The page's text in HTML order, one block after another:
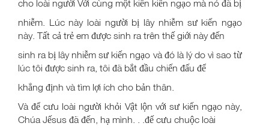
cho loài người Với cùng một kiến kiến ngạo mà nó đã bị
nhiễm. Lúc này loài người bị lây nhiễm sư kiến ngạo
này. Tất cả trẻ em được sinh ra trên thế giới này đến
sinh ra bị lây nhiễm sư kiến ngạo và đó là lý do vì sao từ
lúc tôi được sinh ra, tôi đã bắt đầu chiến đấu để
khẳng định và tìm lợi ích cho bản thân.
Và để cưu loài người khỏi Vật lộn với sư kiến ngạo này,
Chúa Jếsus đã đến, hạ mình. . .đế cưu chuộc loài